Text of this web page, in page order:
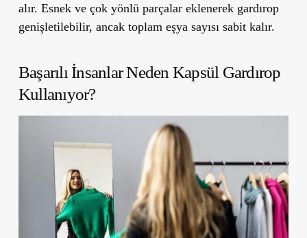
alır. Esnek ve çok yönlü parçalar eklenerek gardırop
genişletilebilir, ancak toplam eşya sayısı sabit kalır.
Başarılı İnsanlar Neden Kapsül Gardırop
Kullanıyor?